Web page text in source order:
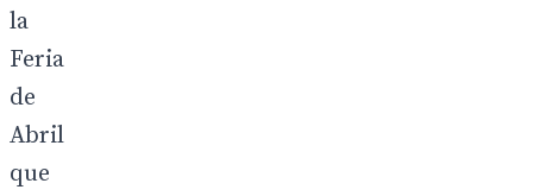
la
Feria
de
Abril
que